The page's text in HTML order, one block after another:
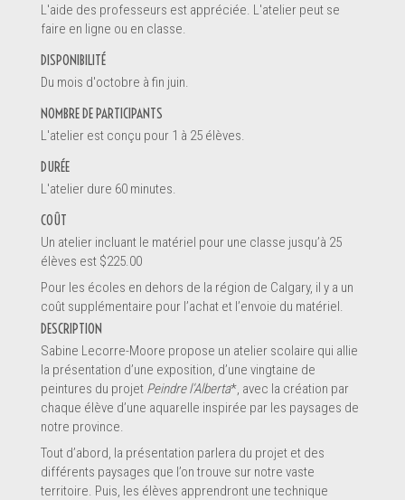
Message *
En soumettant ce formulaire, vous envoyez un message
directement au pourvoyeur de service de ce profil. Les informations
soumises sont complètes et permettront au pourvoyeur de
comprendre votre demande.
SOUMETTRE LE FORMULAIRE
L'aide des professeurs est appréciée. L'atelier peut se
faire en ligne ou en classe.
DISPONIBILITÉ
Du mois d'octobre à fin juin.
NOMBRE DE PARTICIPANTS
L'atelier est conçu pour 1 à 25 élèves.
DURÉE
L'atelier dure 60 minutes.
COÛT
Un atelier incluant le matériel pour une classe jusqu’à 25
élèves est $225.00
Pour les écoles en dehors de la région de Calgary, il y a un
coût supplémentaire pour l’achat et l’envoie du matériel.
DESCRIPTION
Sabine Lecorre-Moore propose un atelier scolaire qui allie
la présentation d’une exposition, d’une vingtaine de
peintures du projet Peindre l’Alberta*, avec la création par
chaque élève d’une aquarelle inspirée par les paysages de
notre province.
Tout d’abord, la présentation parlera du projet et des
différents paysages que l’on trouve sur notre vaste
territoire. Puis, les élèves apprendront une technique